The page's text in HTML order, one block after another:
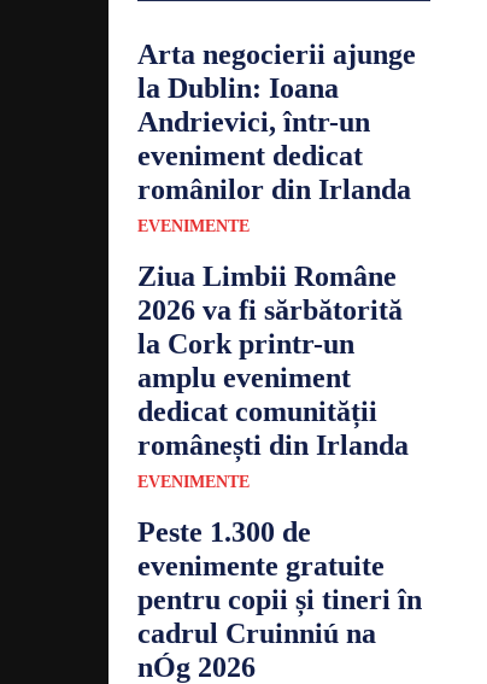
Arta negocierii ajunge
la Dublin: Ioana
Andrievici, într-un
eveniment dedicat
românilor din Irlanda
EVENIMENTE
Ziua Limbii Române
2026 va fi sărbătorită
la Cork printr-un
amplu eveniment
dedicat comunității
românești din Irlanda
EVENIMENTE
Peste 1.300 de
evenimente gratuite
pentru copii și tineri în
cadrul Cruinniú na
nÓg 2026